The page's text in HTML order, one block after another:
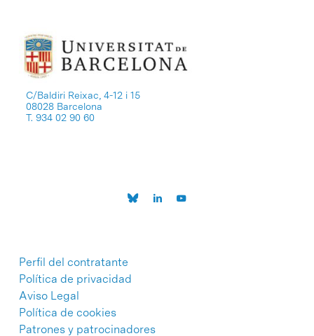
C/Baldiri Reixac, 4-12 i 15
08028 Barcelona
T. 934 02 90 60
Perfil del contratante
Política de privacidad
Aviso Legal
Política de cookies
Patrones y patrocinadores